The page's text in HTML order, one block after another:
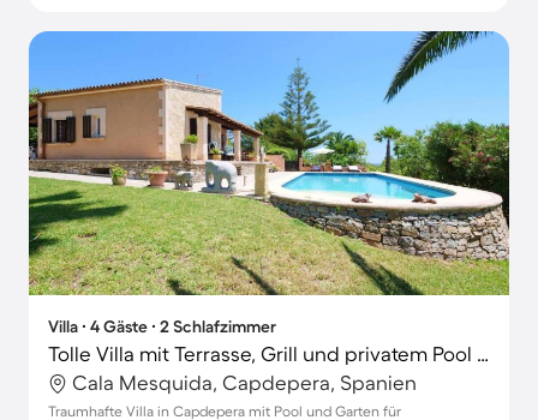
Villa ∙ 4 Gäste ∙ 2 Schlafzimmer
Tolle Villa mit Terrasse, Grill und privatem Pool | Gartenblick
Cala Mesquida, Capdepera, Spanien
Traumhafte Villa in Capdepera mit Pool und Garten für